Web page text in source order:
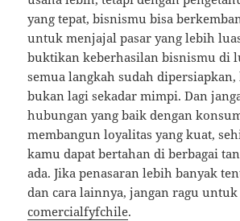
yang tepat, bisnismu bisa
untuk menjajal pasar yang lebih
buktikan keberhasilan bisnismu di
semua langkah sudah dipersiapkan,
bukan lagi sekadar mimpi. Dan
hubungan yang baik dengan
membangun loyalitas yang kuat,
kamu dapat bertahan di berbagai
ada. Jika penasaran lebih banyak
dan cara lainnya, jangan ragu
comercialfyfchile.